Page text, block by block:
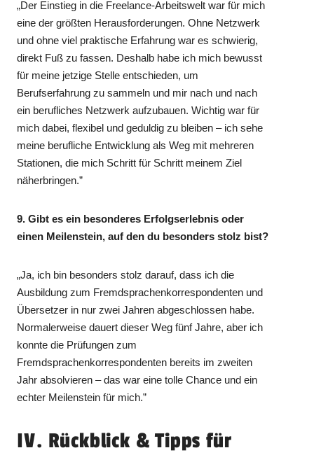
„Der Einstieg in die Freelance-Arbeitswelt war für mich
eine der größten Herausforderungen. Ohne Netzwerk
und ohne viel praktische Erfahrung war es schwierig,
direkt Fuß zu fassen. Deshalb habe ich mich bewusst
für meine jetzige Stelle entschieden, um
Berufserfahrung zu sammeln und mir nach und nach
ein berufliches Netzwerk aufzubauen. Wichtig war für
mich dabei, flexibel und geduldig zu bleiben – ich sehe
meine berufliche Entwicklung als Weg mit mehreren
Stationen, die mich Schritt für Schritt meinem Ziel
näherbringen.”
9. Gibt es ein besonderes Erfolgserlebnis oder
einen Meilenstein, auf den du besonders stolz bist?
„Ja, ich bin besonders stolz darauf, dass ich die
Ausbildung zum Fremdsprachenkorrespondenten und
Übersetzer in nur zwei Jahren abgeschlossen habe.
Normalerweise dauert dieser Weg fünf Jahre, aber ich
konnte die Prüfungen zum
Fremdsprachenkorrespondenten bereits im zweiten
Jahr absolvieren – das war eine tolle Chance und ein
echter Meilenstein für mich.”
IV. Rückblick & Tipps für